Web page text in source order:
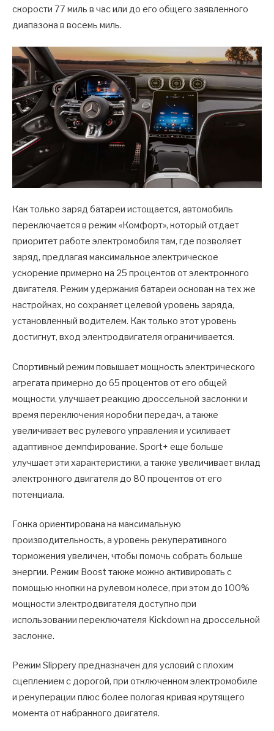
скорости 77 миль в час или до его общего заявленного
диапазона в восемь миль.
Как только заряд батареи истощается, автомобиль
переключается в режим «Комфорт», который отдает
приоритет работе электромобиля там, где позволяет
заряд, предлагая максимальное электрическое
ускорение примерно на 25 процентов от электронного
двигателя. Режим удержания батареи основан на тех же
настройках, но сохраняет целевой уровень заряда,
установленный водителем. Как только этот уровень
достигнут, вход электродвигателя ограничивается.
Спортивный режим повышает мощность электрического
агрегата примерно до 65 процентов от его общей
мощности, улучшает реакцию дроссельной заслонки и
время переключения коробки передач, а также
увеличивает вес рулевого управления и усиливает
адаптивное демпфирование. Sport+ еще больше
улучшает эти характеристики, а также увеличивает вклад
электронного двигателя до 80 процентов от его
потенциала.
Гонка ориентирована на максимальную
производительность, а уровень рекуперативного
торможения увеличен, чтобы помочь собрать больше
энергии. Режим Boost также можно активировать с
помощью кнопки на рулевом колесе, при этом до 100%
мощности электродвигателя доступно при
использовании переключателя Kickdown на дроссельной
заслонке.
Режим Slippery предназначен для условий с плохим
сцеплением с дорогой, при отключенном электромобиле
и рекуперации плюс более пологая кривая крутящего
момента от набранного двигателя.